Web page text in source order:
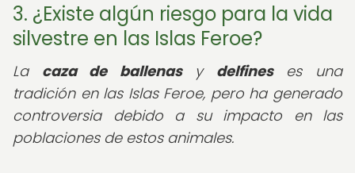
3. ¿Existe algún riesgo para la vida
silvestre en las Islas Feroe?
La caza de ballenasy delfineses una
tradición en las Islas Feroe, pero ha generado
controversia debido a su impacto en las
poblaciones de estos animales.